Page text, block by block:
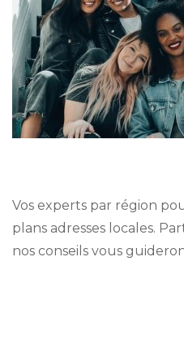
Vos experts par région
plans adresses locales.
nos conseils vous